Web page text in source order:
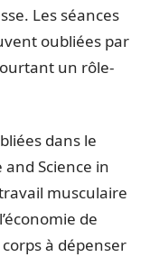
Les séances
oubliées par
un rôle-
dans le
Science in
musculaire
de
corps à dépenser